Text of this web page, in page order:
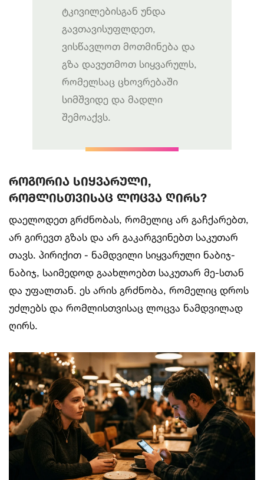
ტკივილებისგან უნდა
გავთავისუფლდეთ,
ვისწავლოთ მოთმინება და
გზა დავუთმოთ სიყვარულს,
რომელსაც ცხოვრებაში
სიმშვიდე და მადლი
შემოაქვს.
როგორია სიყვარული,
რომლისთვისაც ლოცვა ღირს?
დაელოდეთ გრძნობას, რომელიც არ გაჩქარებთ,
არ გირევთ გზას და არ გაკარგვინებთ საკუთარ
თავს. პირიქით - ნამდვილი სიყვარული ნაბიჯ-
ნაბიჯ, საიმედოდ გაახლოებთ საკუთარ მე-სთან
და უფალთან. ეს არის გრძნობა, რომელიც დროს
უძლებს და რომლისთვისაც ლოცვა ნამდვილად
ღირს.